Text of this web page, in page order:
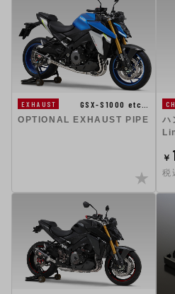
EXHAUST
GSX-S1000 etc…
OPTIONAL EXHAUST PIPE
ハ
￥
税